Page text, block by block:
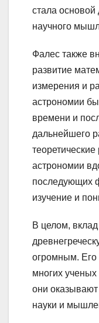
стала
научного
Фалес также
развитие
измерения и
астрономии
времени и
дальнейшего
астрономии
последующих
изучение и
В целом,
огромным. Его
многих
они
науки и